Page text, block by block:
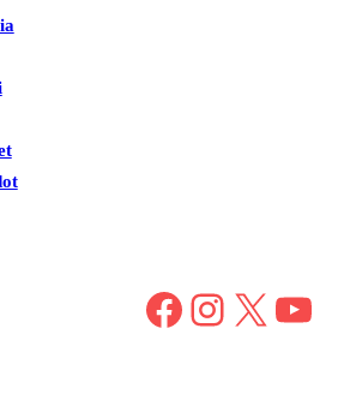
Facebook Instagram X YouTube